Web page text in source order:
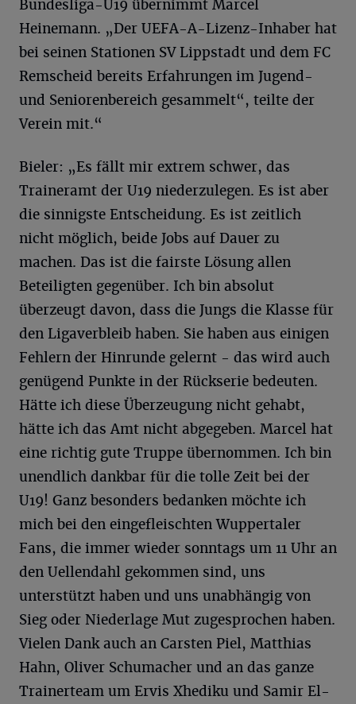
Bundesliga-U19 übernimmt Marcel
Heinemann. „Der UEFA-A-Lizenz-Inhaber hat
bei seinen Stationen SV Lippstadt und dem FC
Remscheid bereits Erfahrungen im Jugend-
und Seniorenbereich gesammelt“, teilte der
Verein mit.“
Bieler: „Es fällt mir extrem schwer, das
Traineramt der U19 niederzulegen. Es ist aber
die sinnigste Entscheidung. Es ist zeitlich
nicht möglich, beide Jobs auf Dauer zu
machen. Das ist die fairste Lösung allen
Beteiligten gegenüber. Ich bin absolut
überzeugt davon, dass die Jungs die Klasse für
den Ligaverbleib haben. Sie haben aus einigen
Fehlern der Hinrunde gelernt - das wird auch
genügend Punkte in der Rückserie bedeuten.
Hätte ich diese Überzeugung nicht gehabt,
hätte ich das Amt nicht abgegeben. Marcel hat
eine richtig gute Truppe übernommen. Ich bin
unendlich dankbar für die tolle Zeit bei der
U19! Ganz besonders bedanken möchte ich
mich bei den eingefleischten Wuppertaler
Fans, die immer wieder sonntags um 11 Uhr an
den Uellendahl gekommen sind, uns
unterstützt haben und uns unabhängig von
Sieg oder Niederlage Mut zugesprochen haben.
Vielen Dank auch an Carsten Piel, Matthias
Hahn, Oliver Schumacher und an das ganze
Trainerteam um Ervis Xhediku und Samir El-